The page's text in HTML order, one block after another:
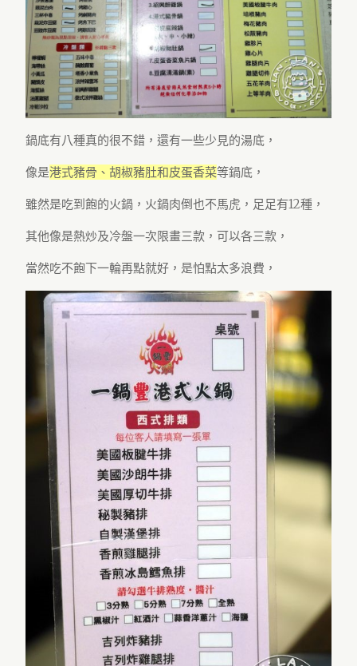
鍋底有八種真的很不錯，還有一些少見的湯底，
像是港式豬骨、胡椒豬肚和皮蛋香菜等鍋底，
雖然是吃到飽的火鍋，火鍋肉倒也不馬虎，足足有12種，
其他像是熱炒及冷盤一次限畫三款，可以各三款，
當然吃不飽下一輪再點就好，是怕點太多浪費，